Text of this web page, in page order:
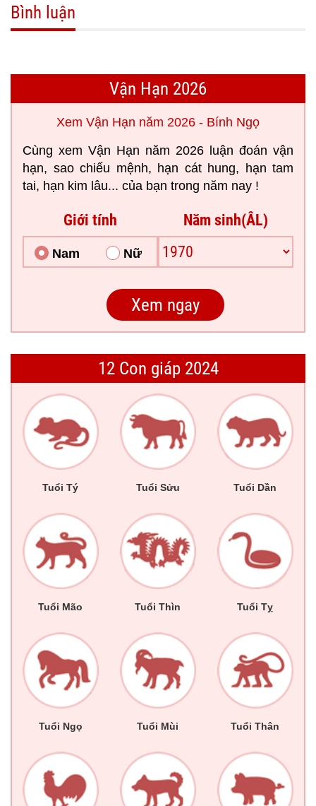
Bình luận
Vận Hạn 2026
Xem Vận Hạn năm 2026 - Bính Ngọ
Cùng xem Vận Hạn năm 2026 luận đoán vận
hạn, sao chiếu mệnh, hạn cát hung, hạn tam
tai, hạn kim lâu... của bạn trong năm nay !
Giới tính
Nam Nữ
Năm sinh(ÂL)
12 Con giáp 2024
Tuổi Tý Tuổi Sửu Tuổi Dần
Tuổi Mão Tuổi Thìn Tuổi Tỵ
Tuổi Ngọ Tuổi Mùi Tuổi Thân